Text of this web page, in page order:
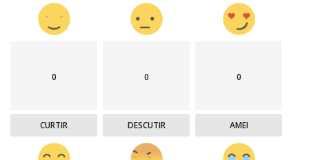
0
CURTIR
0
DESCUTIR
0
AMEI